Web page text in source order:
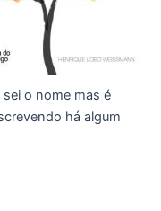
o nome mas é
há algum